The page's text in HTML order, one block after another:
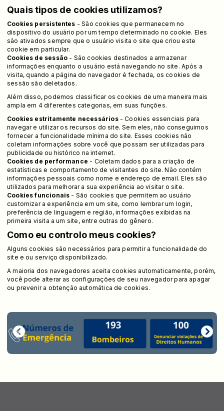
Quais tipos de cookies utilizamos?
Cookies persistentes - São cookies que permanecem no
dispositivo do usuário por um tempo determinado no cookie. Eles
são ativados sempre que o usuário visita o site que criou este
cookie em particular.
Cookies de sessão - São cookies destinados a armazenar
informações enquanto o usuário está navegando no site. Após a
visita, quando a página do navegador é fechada, os cookies de
sessão são deletados.
Além disso, podemos classificar os cookies de uma maneira mais
ampla em 4 diferentes categorias, em suas funções.
Cookies estritamente necessários- Cookies essenciais para
navegar e utilizar os recursos do site. Sem eles, não conseguimos
fornecer a funcionalidade mínima do site. Esses cookies não
coletam informações sobre você que possam ser utilizadas para
publicidade ou histórico na internet.
Cookies de performance - Coletam dados para a criação de
estatísticas e comportamento de visitantes do site. Não contém
informações pessoais como nome e endereço de email. Eles são
utilizados para melhorar a sua experiência ao visitar o site.
Cookies funcionais - São cookies que permitem ao usuário
customizar a experiência em um site, como lembrar um login,
preferência de linguagem e região, informações exibidas na
primeira visita a um site, entre outras do gênero.
Como eu controlo meus cookies?
Alguns cookies são necessários para permitir a funcionalidade do
site e ou serviço disponibilizado.
A maioria dos navegadores aceita cookies automaticamente, porém,
você pode alterar as configurações de seu navegador para apagar
ou prevenir a obtenção automática de cookies.